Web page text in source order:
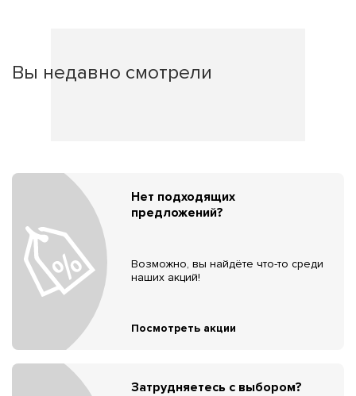
Вы недавно смотрели
Нет подходящих
предложений?
Возможно, вы найдёте что-то среди
наших акций!
Посмотреть акции
Затрудняетесь с выбором?